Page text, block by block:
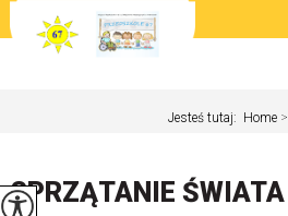
Jesteś tutaj: Home >
SPRZĄTANIE ŚWIATA